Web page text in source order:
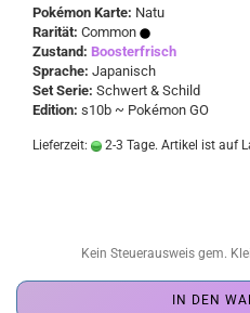
Pokémon Karte: Natu
Rarität: Common
Zustand: Boosterfrisch
Sprache: Japanisch
Set Serie: Schwert & Schild
Edition: s10b ~ Pokémon GO
Lieferzeit: 2-3 Tage. Artikel ist auf
Kein Steuerausweis gem.
IN DEN